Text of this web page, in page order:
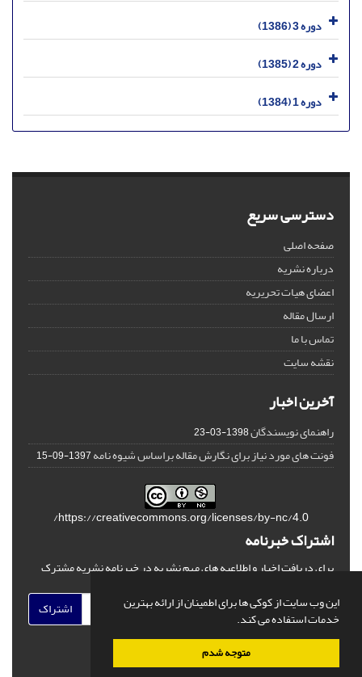
این وب سایت از کوکی ها برای اطمینان از ارائه بهترین
خدمات استفاده می کند.
متوجه شدم
دوره 3 (1386)
دوره 2 (1385)
دوره 1 (1384)
دسترسی سریع
صفحه اصلی
درباره نشریه
اعضای هیات تحریریه
ارسال مقاله
تماس با ما
نقشه سایت
آخرین اخبار
راهنمای نویسندگان1398-03-23
فونت های مورد نیاز برای نگارش مقاله براساس شیوه نامه1397-09-15
https://creativecommons.org/licenses/by-nc/4.0/
اشتراک خبرنامه
برای دریافت اخبار و اطلاعیه های مهم نشریه در خبرنامه نشریه مشترک
اشتراک